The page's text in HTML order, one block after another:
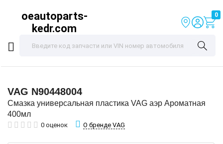
oeautoparts-
kedr.com
0
VAG N90448004
Смазка универсальная пластика VAG аэр Ароматная
400мл
0 оценок О бренде VAG